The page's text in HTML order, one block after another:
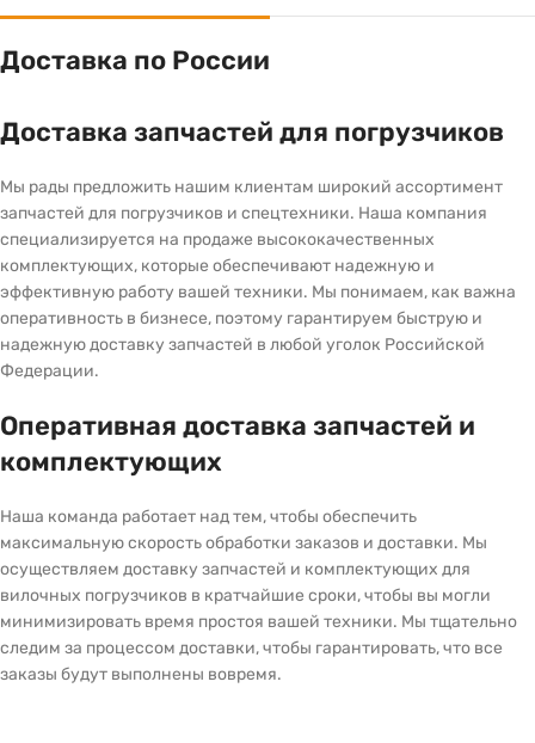
Доставка по России
Доставка запчастей для погрузчиков
Мы рады предложить нашим клиентам широкий ассортимент
запчастей для погрузчиков и спецтехники. Наша компания
специализируется на продаже высококачественных
комплектующих, которые обеспечивают надежную и
эффективную работу вашей техники. Мы понимаем, как важна
оперативность в бизнесе, поэтому гарантируем быструю и
надежную доставку запчастей в любой уголок Российской
Федерации.
Оперативная доставка запчастей и
комплектующих
Наша команда работает над тем, чтобы обеспечить
максимальную скорость обработки заказов и доставки. Мы
осуществляем доставку запчастей и комплектующих для
вилочных погрузчиков в кратчайшие сроки, чтобы вы могли
минимизировать время простоя вашей техники. Мы тщательно
следим за процессом доставки, чтобы гарантировать, что все
заказы будут выполнены вовремя.